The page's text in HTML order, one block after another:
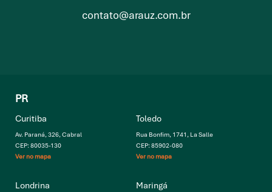
contato@arauz.com.br
PR
Curitiba
Av. Paraná, 326, Cabral
CEP: 80035-130
Ver no mapa
Toledo
Rua Bonfim, 1741, La Salle
CEP: 85902-080
Ver no mapa
Londrina Maringá